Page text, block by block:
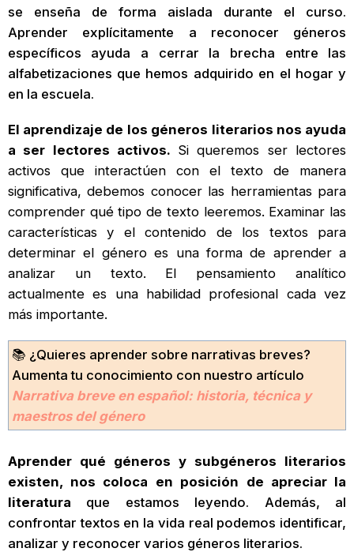
se enseña de forma aislada durante el curso.
Aprender explícitamente a reconocer géneros
específicos ayuda a cerrar la brecha entre las
alfabetizaciones que hemos adquirido en el hogar y
en la escuela.
El aprendizaje de los géneros literarios nos ayuda
a ser lectores activos. Si queremos ser lectores
activos que interactúen con el texto de manera
significativa, debemos conocer las herramientas para
comprender qué tipo de texto leeremos. Examinar las
características y el contenido de los textos para
determinar el género es una forma de aprender a
analizar un texto. El pensamiento analítico
actualmente es una habilidad profesional cada vez
más importante.
📚 ¿Quieres aprender sobre narrativas breves?
Aumenta tu conocimiento con nuestro artículo
Narrativa breve en español: historia, técnica y
maestros del género
Aprender qué géneros y subgéneros literarios
existen, nos coloca en posición de apreciar la
literatura que estamos leyendo. Además, al
confrontar textos en la vida real podemos identificar,
analizar y reconocer varios géneros literarios.